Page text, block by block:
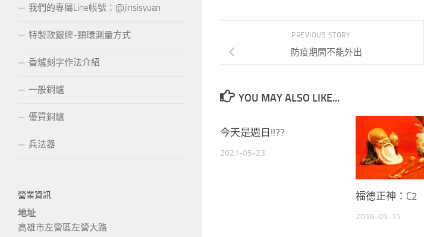
PREVIOUS STORY
防疫期間不能外出
YOU MAY ALSO LIKE...
今天是週日!!??
2021-05-23
福德正神：C2
2016-05-15
我們的專屬Line帳號：@jinsisyuan
特製款銀牌-頸環測量方式
香爐刻字作法介紹
一般銅爐
優質銅爐
兵法器
營業資訊
地址
高雄市左營區左營大路